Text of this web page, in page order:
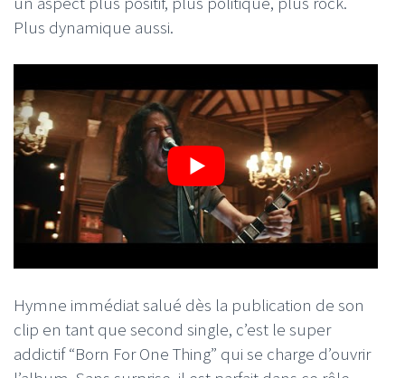
Plus dynamique aussi.
Hymne immédiat salué dès la publication de son
clip en tant que second single, c’est le super
addictif “Born For One Thing” qui se charge d’ouvrir